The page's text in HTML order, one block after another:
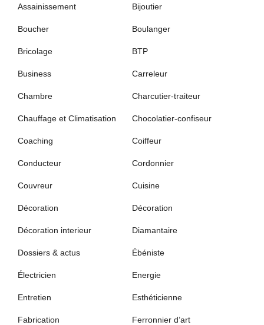
Assainissement Bijoutier
Boucher Boulanger
Bricolage BTP
Business Carreleur
Chambre Charcutier-traiteur
Chauffage et Climatisation Chocolatier-confiseur
Coaching Coiffeur
Conducteur Cordonnier
Couvreur Cuisine
Décoration Décoration
Décoration interieur Diamantaire
Dossiers & actus Ébéniste
Électricien Energie
Entretien Esthéticienne
Fabrication Ferronnier d’art